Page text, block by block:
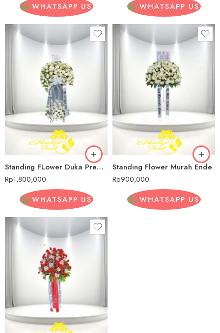
WHATSAPP US
WHATSAPP US
Standing FLower Duka Premium Ende
Rp1,800,000
WHATSAPP US
Standing Flower Murah Ende
Rp900,000
WHATSAPP US